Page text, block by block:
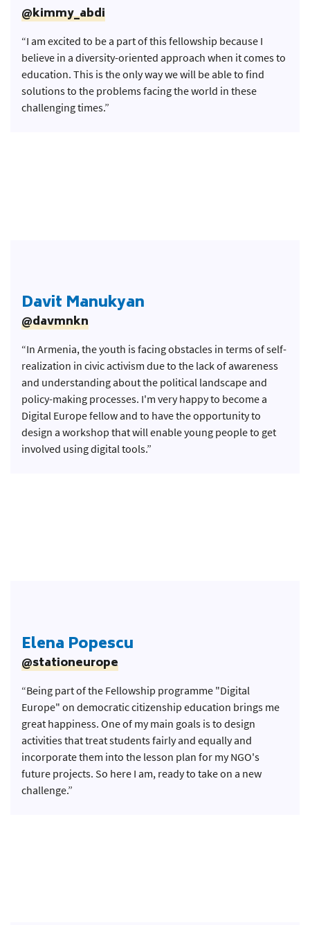
@kimmy_abdi
“I am excited to be a part of this fellowship because I
believe in a diversity-oriented approach when it comes to
education. This is the only way we will be able to find
solutions to the problems facing the world in these
challenging times.”
Davit Manukyan
@davmnkn
“In Armenia, the youth is facing obstacles in terms of self-
realization in civic activism due to the lack of awareness
and understanding about the political landscape and
policy-making processes. I'm very happy to become a
Digital Europe fellow and to have the opportunity to
design a workshop that will enable young people to get
involved using digital tools.”
Elena Popescu
@stationeurope
“Being part of the Fellowship programme "Digital
Europe" on democratic citizenship education brings me
great happiness. One of my main goals is to design
activities that treat students fairly and equally and
incorporate them into the lesson plan for my NGO's
future projects. So here I am, ready to take on a new
challenge.”